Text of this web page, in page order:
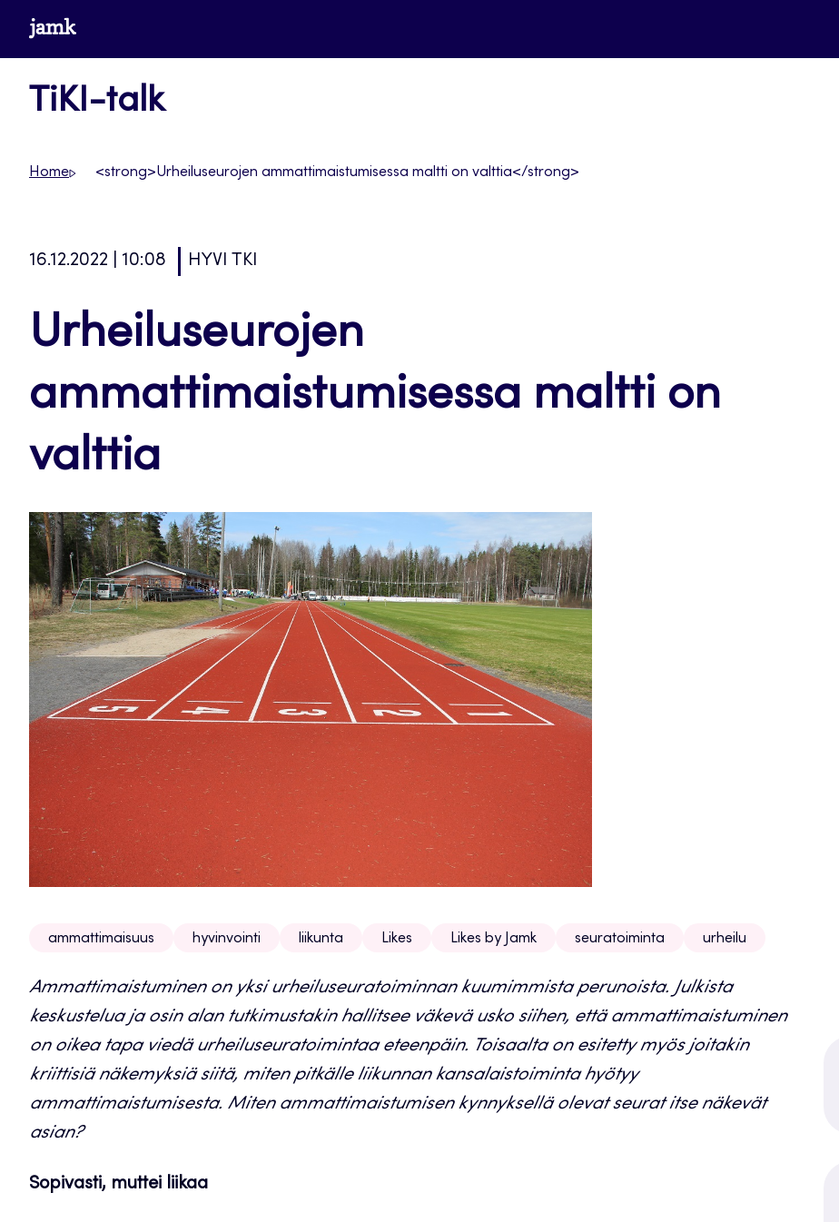
Siirrywww.jamk.fi
TiKI-talk
Home <strong>Urheiluseurojen ammattimaistumisessa maltti on valttia</strong>
16.12.2022 | 10:08 HYVI TKI
Urheiluseurojen
ammattimaistumisessa maltti on
valttia
ammattimaisuus hyvinvointi liikunta Likes Likes by Jamk seuratoiminta urheilu
Ammattimaistuminen on yksi urheiluseuratoiminnan kuumimmista perunoista. Julkista
keskustelua ja osin alan tutkimustakin hallitsee väkevä usko siihen, että ammattimaistuminen
on oikea tapa viedä urheiluseuratoimintaa eteenpäin. Toisaalta on esitetty myös joitakin
kriittisiä näkemyksiä siitä, miten pitkälle liikunnan kansalaistoiminta hyötyy
ammattimaistumisesta. Miten ammattimaistumisen kynnyksellä olevat seurat itse näkevät
asian?
Sopivasti, muttei liikaa